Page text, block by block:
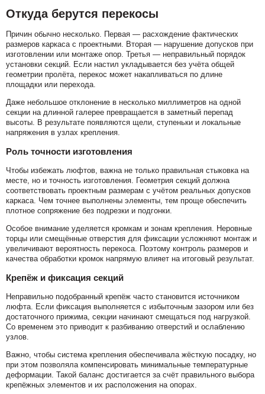
Откуда берутся перекосы
Причин обычно несколько. Первая — расхождение фактических
размеров каркаса с проектными. Вторая — нарушение допусков при
изготовлении или монтаже опор. Третья — неправильный порядок
установки секций. Если настил укладывается без учёта общей
геометрии пролёта, перекос может накапливаться по длине
площадки или перехода.
Даже небольшое отклонение в несколько миллиметров на одной
секции на длинной галерее превращается в заметный перепад
высоты. В результате появляются щели, ступеньки и локальные
напряжения в узлах крепления.
Роль точности изготовления
Чтобы избежать люфтов, важна не только правильная стыковка на
месте, но и точность изготовления. Геометрия секций должна
соответствовать проектным размерам с учётом реальных допусков
каркаса. Чем точнее выполнены элементы, тем проще обеспечить
плотное сопряжение без подрезки и подгонки.
Особое внимание уделяется кромкам и зонам крепления. Неровные
торцы или смещённые отверстия для фиксации усложняют монтаж и
увеличивают вероятность перекоса. Поэтому контроль размеров и
качества обработки кромок напрямую влияет на итоговый результат.
Крепёж и фиксация секций
Неправильно подобранный крепёж часто становится источником
люфта. Если фиксация выполняется с избыточным зазором или без
достаточного прижима, секции начинают смещаться под нагрузкой.
Со временем это приводит к разбиванию отверстий и ослаблению
узлов.
Важно, чтобы система крепления обеспечивала жёсткую посадку, но
при этом позволяла компенсировать минимальные температурные
деформации. Такой баланс достигается за счёт правильного выбора
крепёжных элементов и их расположения на опорах.